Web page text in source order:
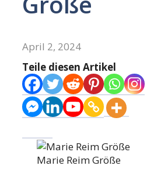
April 2, 2024
Teile diesen Artikel
Marie Reim Größe